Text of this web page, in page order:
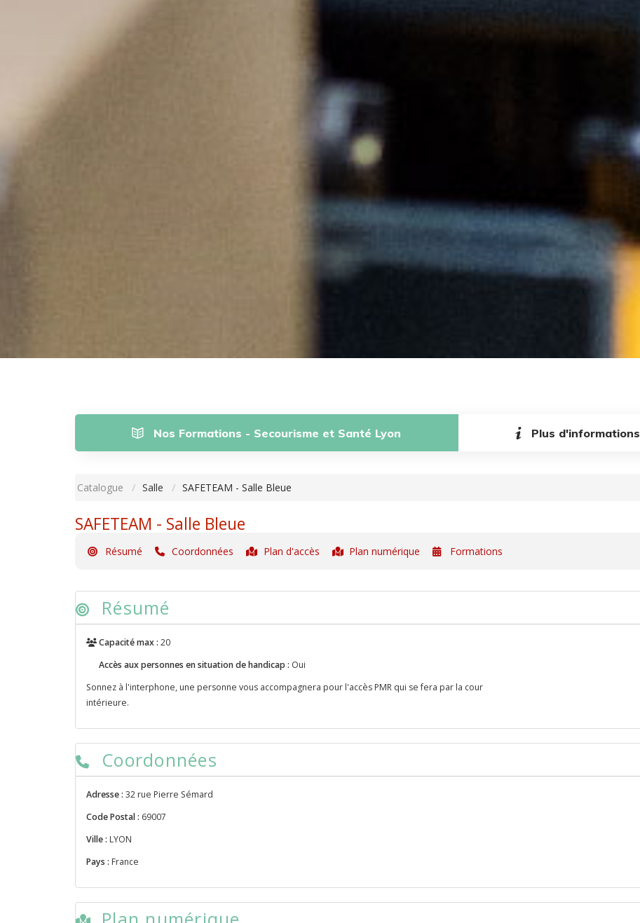
Nos Formations - Secourisme et Santé Lyon Plus d'informations
Catalogue Salle SAFETEAM - Salle Bleue
SAFETEAM - Salle Bleue
Résumé Coordonnées Plan d'accès Plan numérique Formations
Résumé
Capacité max :20
Accès aux personnes en situation de handicap : Oui
Sonnez à l'interphone, une personne vous accompagnera pour l'accès PMR qui se fera par la cour
intérieure.
Coordonnées
Adresse : 32 rue Pierre Sémard
Code Postal : 69007
Ville : LYON
Pays : France